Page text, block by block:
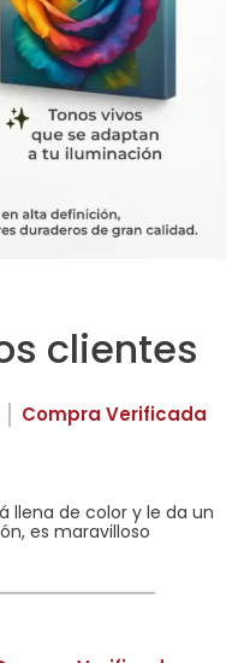
clientes
Compra Verificada
llena de color y le da un
es maravilloso